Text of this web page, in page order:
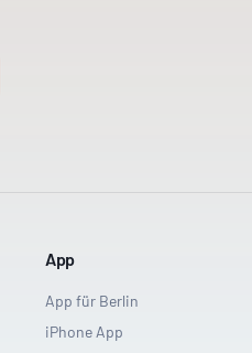
App
App für Berlin
iPhone App